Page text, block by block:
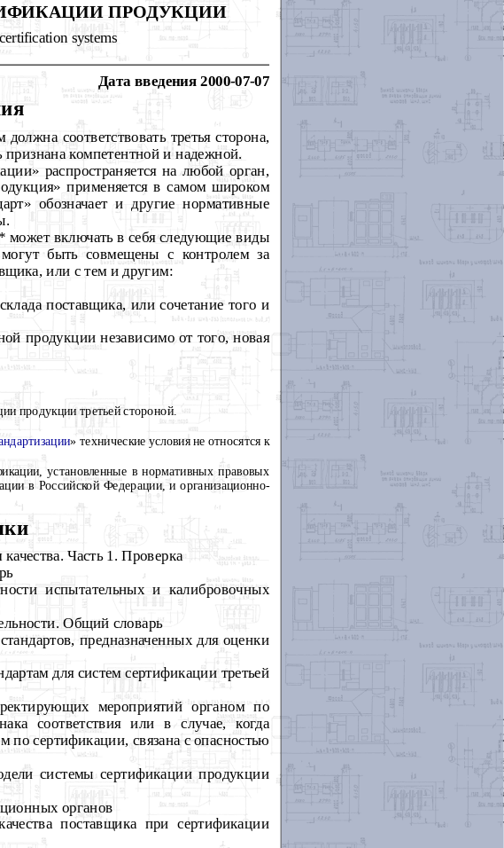
ПРОДУКЦИИ
systems
Дата введения 2000-07-07
соответствовать третья сторона,
компетентной и надежной.
распространяется на любой орган,
применяется в самом широком
обозначает и другие нормативные
может включать в себя следующие виды
быть совмещены с контролем за
или с тем и другим:
поставщика, или сочетание того и
продукции независимо от того, новая
продукции третьей стороной.
» технические условия не относятся к
установленные в нормативных правовых
в Российской Федерации, и организационно-
Часть 1. Проверка
испытательных и калибровочных
Общий словарь
предназначенных для оценки
для систем сертификации третьей
мероприятий органом по
соответствия или в случае, когда
по сертификации, связана с опасностью
системы сертификации продукции
органов
поставщика при сертификации